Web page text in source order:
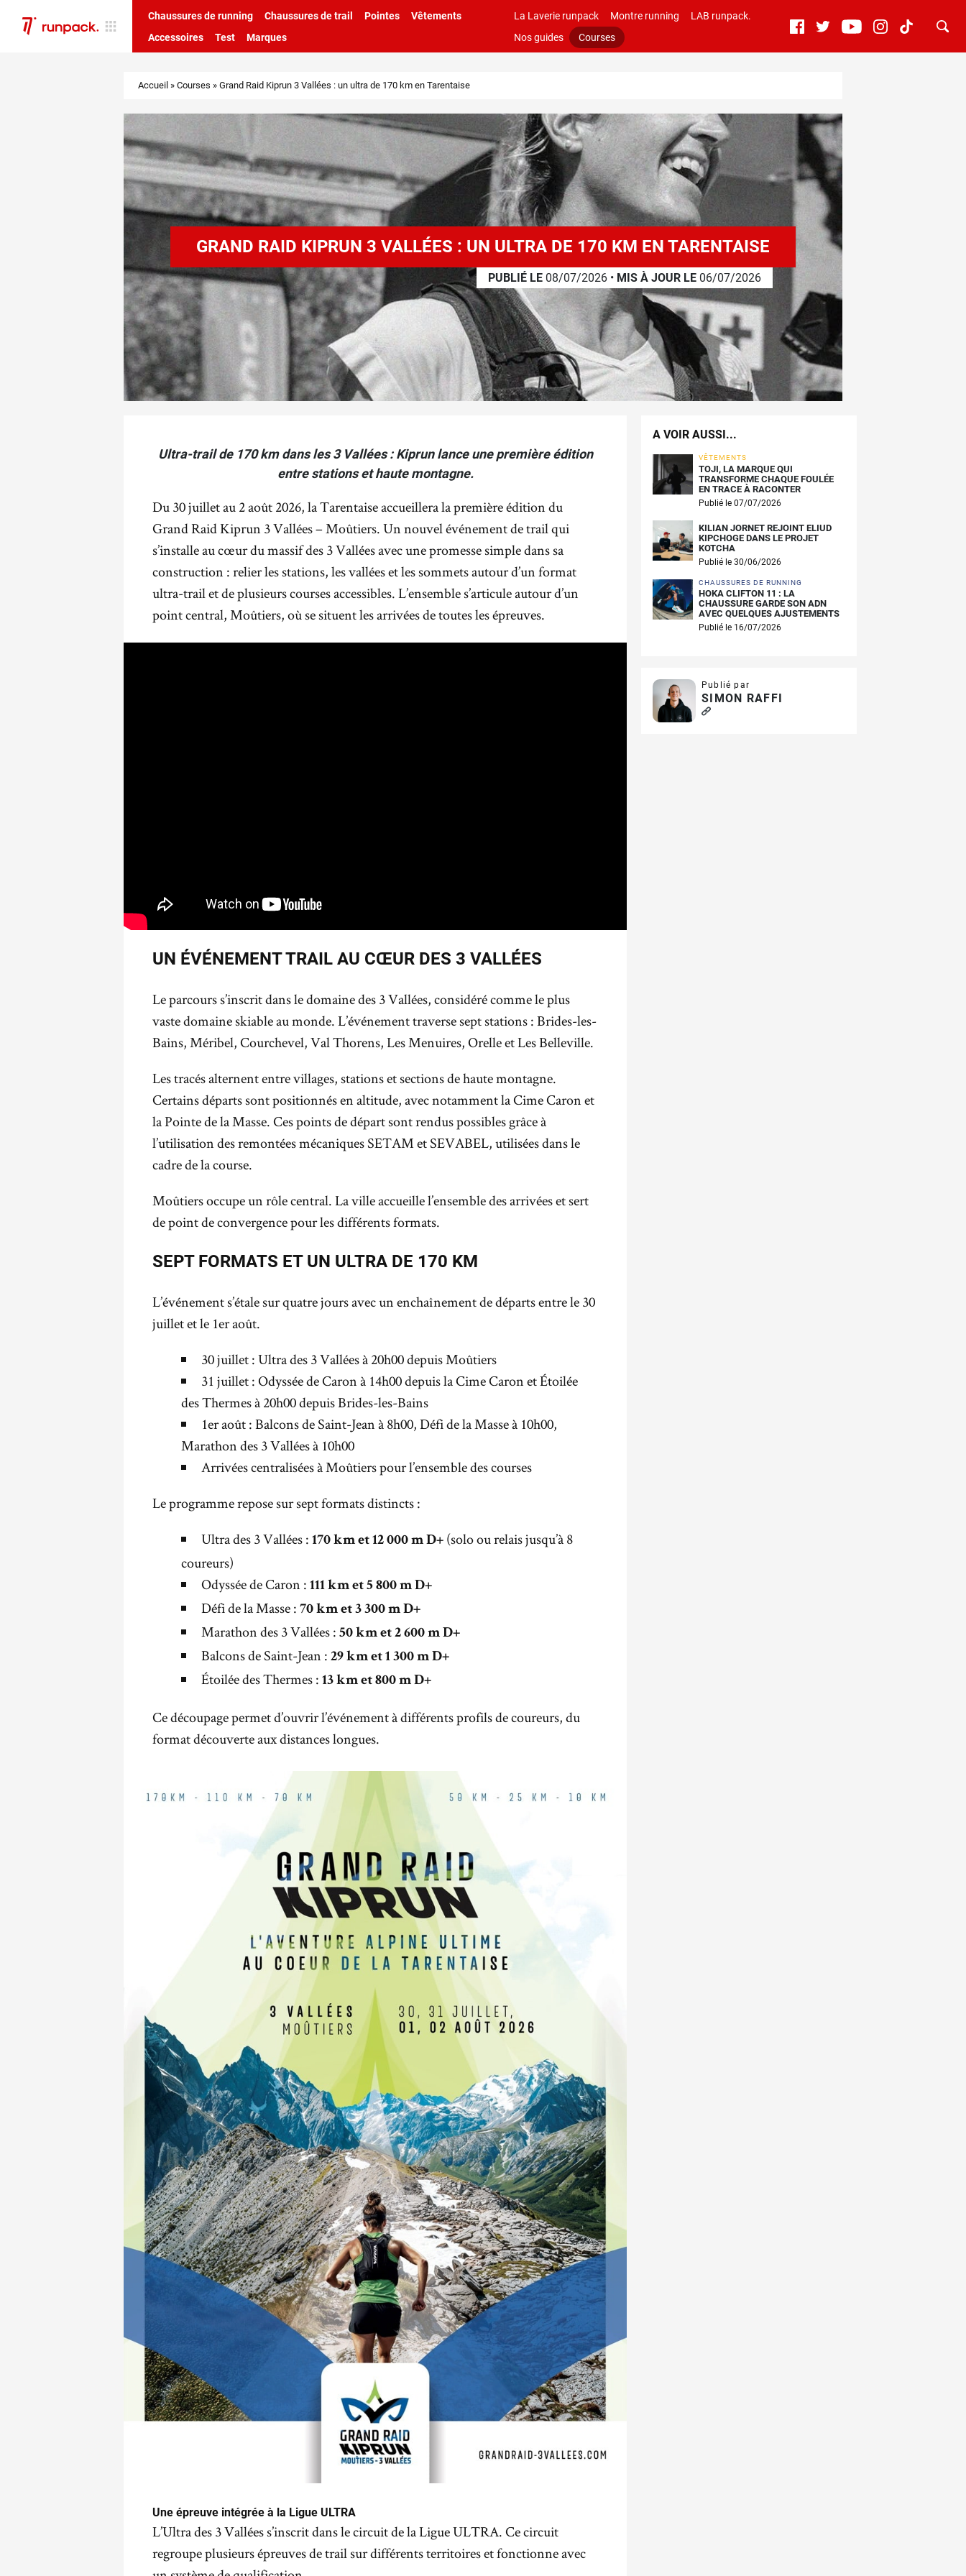
Chaussures de running Chaussures de trail Pointes
Vêtements
Accessoires
Test Marques
La Laverie runpack Montre running
LAB runpack.
Nos guides
Courses
Accueil » Courses » Grand Raid Kiprun 3 Vallées : un ultra de 170 km en Tarentaise
GRAND RAID KIPRUN 3 VALLÉES : UN ULTRA DE 170 KM EN TARENTAISE
PUBLIÉ LE 08/07/2026 • MIS À JOUR LE 06/07/2026
Ultra-trail de 170 km dans les 3 Vallées : Kiprun lance une première édition
entre stations et haute montagne.
Du 30 juillet au 2 août 2026, la Tarentaise accueillera la première édition du
Grand Raid Kiprun 3 Vallées – Moûtiers. Un nouvel événement de trail qui
s’installe au cœur du massif des 3 Vallées avec une promesse simple dans sa
construction : relier les stations, les vallées et les sommets autour d’un format
ultra-trail et de plusieurs courses accessibles. L’ensemble s’articule autour d’un
point central, Moûtiers, où se situent les arrivées de toutes les épreuves.
UN ÉVÉNEMENT TRAIL AU CŒUR DES 3 VALLÉES
Le parcours s’inscrit dans le domaine des 3 Vallées, considéré comme le plus
vaste domaine skiable au monde. L’événement traverse sept stations : Brides-les-
Bains, Méribel, Courchevel, Val Thorens, Les Menuires, Orelle et Les Belleville.
Les tracés alternent entre villages, stations et sections de haute montagne.
Certains départs sont positionnés en altitude, avec notamment la Cime Caron et
la Pointe de la Masse. Ces points de départ sont rendus possibles grâce à
l’utilisation des remontées mécaniques SETAM et SEVABEL, utilisées dans le
cadre de la course.
Moûtiers occupe un rôle central. La ville accueille l’ensemble des arrivées et sert
de point de convergence pour les différents formats.
SEPT FORMATS ET UN ULTRA DE 170 KM
L’événement s’étale sur quatre jours avec un enchaînement de départs entre le 30
juillet et le 1er août.
30 juillet : Ultra des 3 Vallées à 20h00 depuis Moûtiers
31 juillet : Odyssée de Caron à 14h00 depuis la Cime Caron et Étoilée
des Thermes à 20h00 depuis Brides-les-Bains
1er août : Balcons de Saint-Jean à 8h00, Défi de la Masse à 10h00,
Marathon des 3 Vallées à 10h00
Arrivées centralisées à Moûtiers pour l’ensemble des courses
Le programme repose sur sept formats distincts :
Ultra des 3 Vallées : 170 km et 12 000 m D+ (solo ou relais jusqu’à 8
coureurs)
Odyssée de Caron : 111 km et 5 800 m D+
Défi de la Masse : 70 km et 3 300 m D+
Marathon des 3 Vallées : 50 km et 2 600 m D+
Balcons de Saint-Jean : 29 km et 1 300 m D+
Étoilée des Thermes : 13 km et 800 m D+
Ce découpage permet d’ouvrir l’événement à différents profils de coureurs, du
format découverte aux distances longues.
Une épreuve intégrée à la Ligue ULTRA
L’Ultra des 3 Vallées s’inscrit dans le circuit de la Ligue ULTRA. Ce circuit
regroupe plusieurs épreuves de trail sur différents territoires et fonctionne avec
A VOIR AUSSI...
VÊTEMENTS
TOJI, LA MARQUE QUI
TRANSFORME CHAQUE FOULÉE
EN TRACE À RACONTER
Publié le 07/07/2026
KILIAN JORNET REJOINT ELIUD
KIPCHOGE DANS LE PROJET
KOTCHA
Publié le 30/06/2026
CHAUSSURES DE RUNNING
HOKA CLIFTON 11 : LA
CHAUSSURE GARDE SON ADN
AVEC QUELQUES AJUSTEMENTS
Publié le 16/07/2026
Publié par
SIMON RAFFI